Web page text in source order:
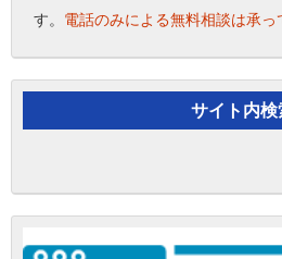
す。 電話のみによる無料相談は承っ
サイト内検